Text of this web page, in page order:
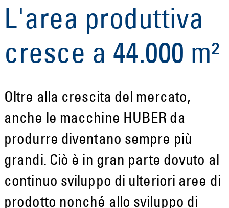
L'area produttiva
cresce a 44.000 m²
Oltre alla crescita del mercato,
anche le macchine HUBER da
produrre diventano sempre più
grandi. Ciò è in gran parte dovuto al
continuo sviluppo di ulteriori aree di
prodotto nonché allo sviluppo di